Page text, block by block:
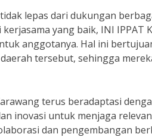
lepas dari dukungan
yang baik, INI
anggotanya. Hal ini
tersebut, sehingga
terus beradaptasi
inovasi untuk menjaga
dan pengembangan